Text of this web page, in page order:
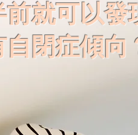
前就可以發
閉症傾向